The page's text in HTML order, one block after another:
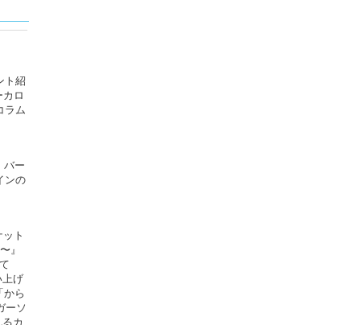
ト紹
ロ
ラム
バー
ンの
ト
』
上げ
から
ーソ
カ